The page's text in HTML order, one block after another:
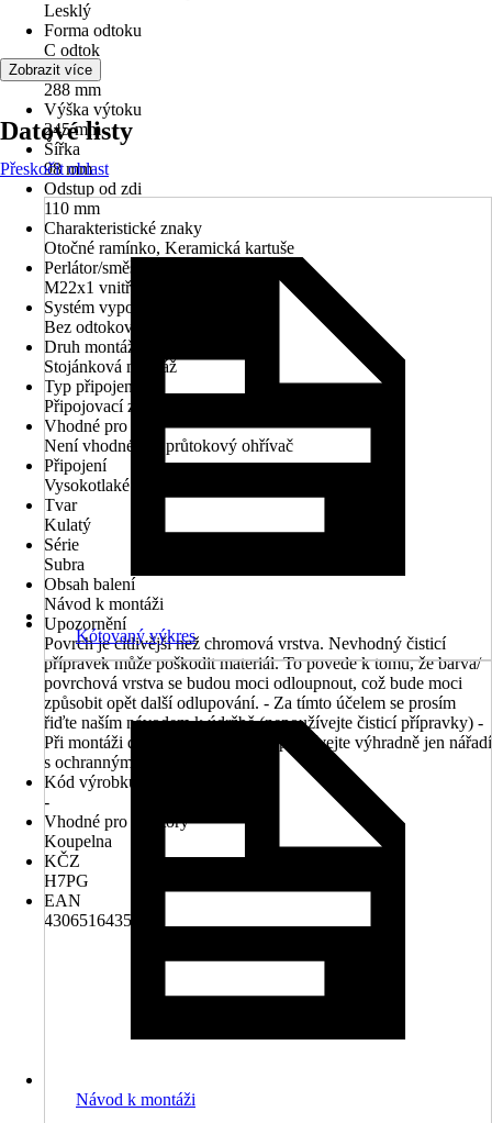
Lesklý
Forma odtoku
C odtok
Výška
288 mm
Výška výtoku
245 mm
Šířka
98 mm
Odstup od zdi
110 mm
Charakteristické znaky
Otočné ramínko, Keramická kartuše
Perlátor/směšovací tryska
M22x1 vnitřní závit
Systém vypouštění
Bez odtokové soupravy
Druh montáže
Stojánková montáž
Typ připojení
Připojovací závit 1/2"
Vhodné pro
Není vhodné pro průtokový ohřívač
Připojení
Vysokotlaké - tlakové
Tvar
Kulatý
Série
Subra
Obsah balení
Návod k montáži
Upozornění
Povrch je citlivější než chromová vrstva. Nevhodný čisticí
přípravek může poškodit materiál. To povede k tomu, že barva/
povrchová vrstva se budou moci odloupnout, což bude moci
způsobit opět další odlupování. - Za tímto účelem se prosím
řiďte naším návodem k údržbě (nepoužívejte čisticí přípravky) -
Při montáži dodržujte následující: používejte výhradně jen nářadí
s ochrannými čelistmi!
Kód výrobku
-
Vhodné pro prostory
Koupelna
KČZ
H7PG
EAN
4306516435074
Zobrazit více
Datové listy
Přeskočit oblast
Kótovaný výkres
Návod k montáži